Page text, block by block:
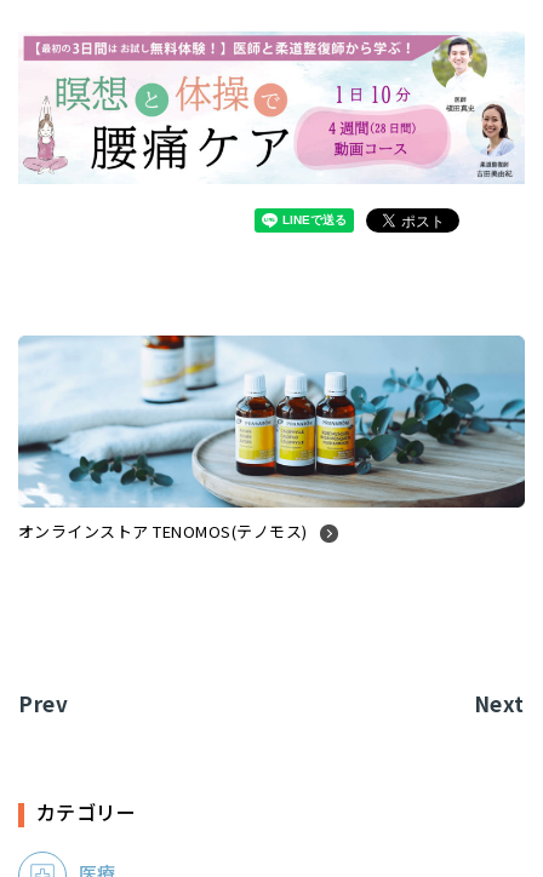
オンラインストア TENOMOS(テノモス)
Prev Next
カテゴリー